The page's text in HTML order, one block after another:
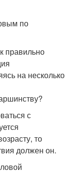
правильно
на несколько
с
то
должен он.